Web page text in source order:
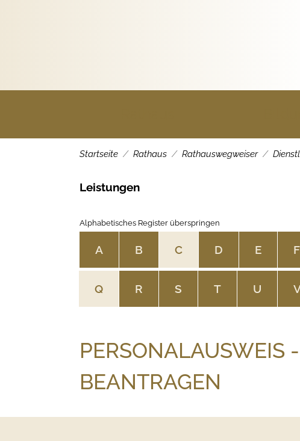
Startseite Rathaus Rathauswegweiser
Leistungen
Alphabetisches Register überspringen
A B C D E F
Q R S T U
PERSONALAUSWEIS
BEANTRAGEN